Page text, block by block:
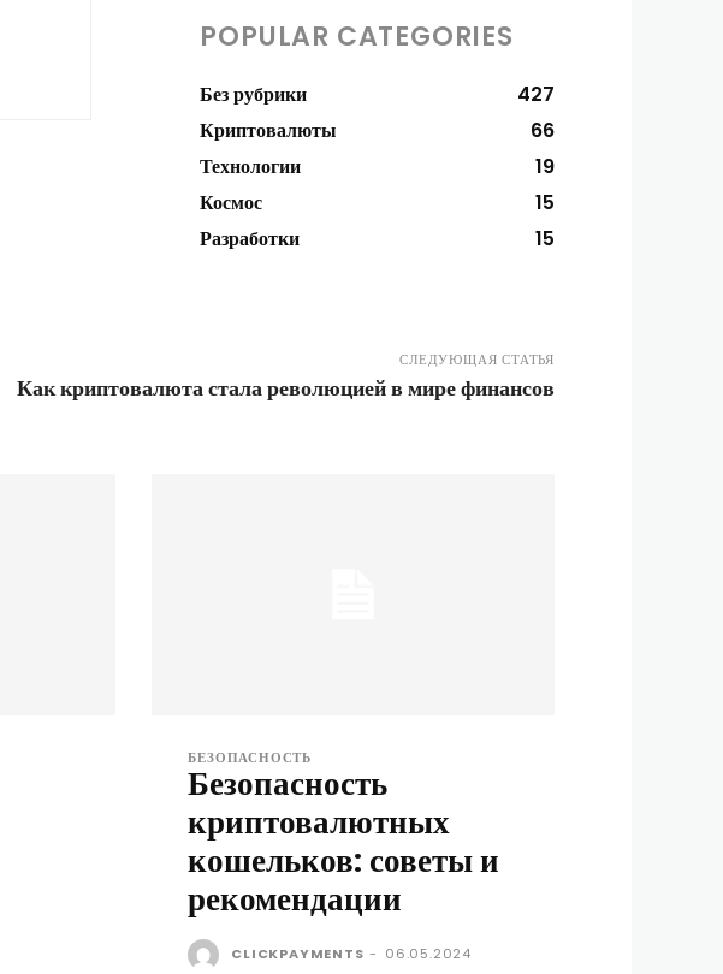
POPULAR CATEGORIES
Без рубрики
427
Криптовалюты
66
Технологии
19
Космос
15
Разработки
15
СЛЕДУЮЩАЯ СТАТЬЯ
Как криптовалюта стала революцией в мире финансов
БЕЗОПАСНОСТЬ
Безопасность
криптовалютных
кошельков: советы и
рекомендации
CLICKPAYMENTS - 06.05.2024